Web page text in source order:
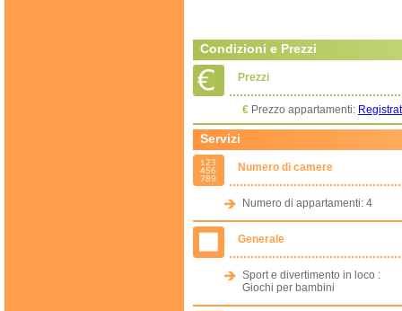
Condizioni e Prezzi
Prezzi
€ Prezzo appartamenti:
Servizi
Numero di camere
Numero di appartamenti: 4
Generale
Sport e divertimento in loco :
Giochi per bambini